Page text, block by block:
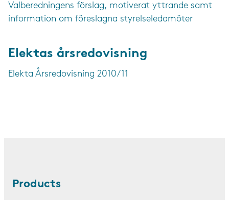
Valberedningens förslag, motiverat yttrande samt
information om föreslagna styrelseledamöter
Elektas årsredovisning
Elekta Årsredovisning 2010/11
Products